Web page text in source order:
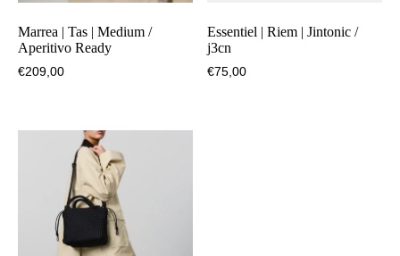
Marrea | Tas | Medium /
Aperitivo Ready
€209,00
Essentiel | Riem | Jintonic /
j3cn
€75,00